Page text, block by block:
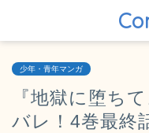
少年・青年マンガ
『地獄に堕ち
バレ！4巻最終